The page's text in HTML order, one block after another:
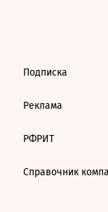
Подписка
Реклама
РФРИТ
Справочник